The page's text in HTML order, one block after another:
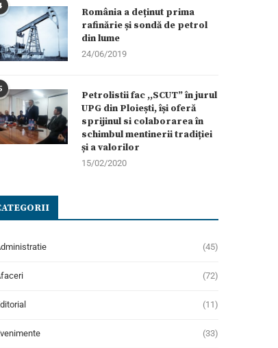
România a deținut prima
rafinărie și sondă de petrol
din lume
24/06/2019
Petrolistii fac ,,SCUT” în jurul
UPG din Ploiești, își oferă
sprijinul si colaborarea în
schimbul mentinerii tradiției
și a valorilor
15/02/2020
(45)
(72)
(11)
(33)